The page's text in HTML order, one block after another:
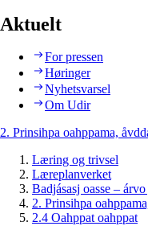
Aktuelt
For pressen
Høringer
Nyhetsvarsel
Om Udir
2. Prinsihpa oahppama,
Læring og trivsel
Læreplanverket
Badjásasj oasse –
2. Prinsihpa
2.4 Oahppat oahppat